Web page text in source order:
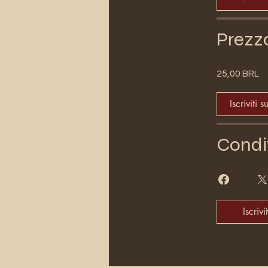
25,00 BRL
Iscriviti